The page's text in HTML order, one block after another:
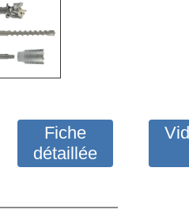
Fiche
détaillée